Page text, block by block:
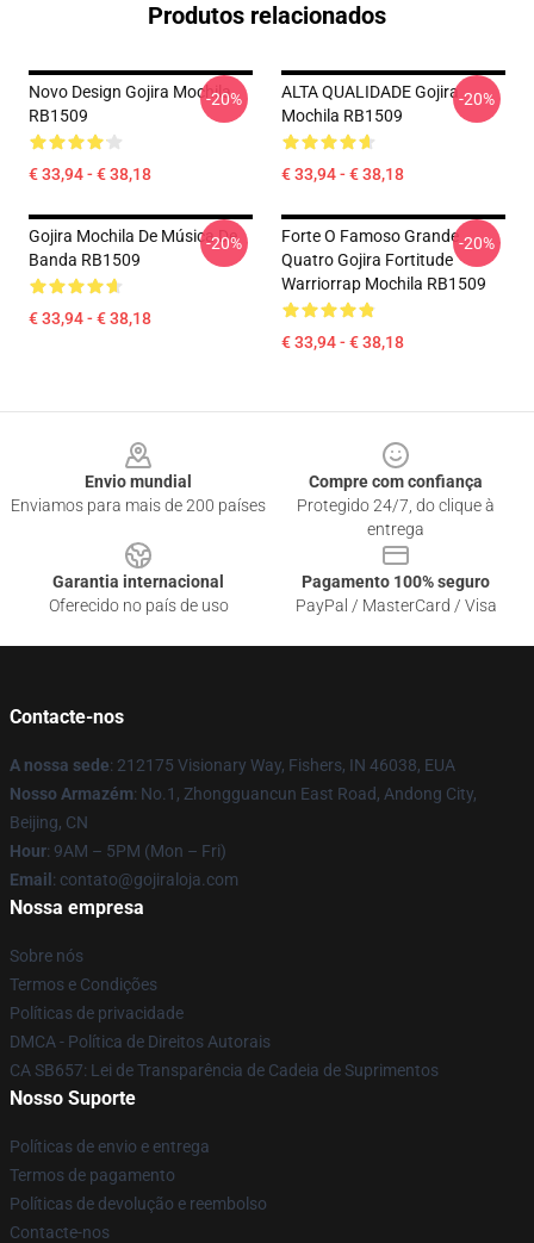
Produtos relacionados
Novo Design Gojira Mochila
RB1509
€ 33,94 - € 38,18
-20%
ALTA QUALIDADE Gojira
Mochila RB1509
€ 33,94 - € 38,18
-20%
Gojira Mochila De Música De
Banda RB1509
€ 33,94 - € 38,18
-20%
Forte O Famoso Grande
Quatro Gojira Fortitude
Warriorrap Mochila RB1509
€ 33,94 - € 38,18
-20%
Envio mundial
Enviamos para mais de 200 países
Compre com confiança
Protegido 24/7, do clique à
entrega
Garantia internacional
Oferecido no país de uso
Pagamento 100% seguro
PayPal / MasterCard / Visa
Contacte-nos
A nossa sede: 212175 Visionary Way, Fishers, IN 46038, EUA
Nosso Armazém: No.1, Zhongguancun East Road, Andong City,
Beijing, CN
Hour: 9AM – 5PM (Mon – Fri)
Email : contato@gojiraloja.com
Nossa empresa
Sobre nós
Termos e Condições
Políticas de privacidade
DMCA - Política de Direitos Autorais
CA SB657: Lei de Transparência de Cadeia de Suprimentos
Nosso Suporte
Políticas de envio e entrega
Termos de pagamento
Políticas de devolução e reembolso
Contacte-nos